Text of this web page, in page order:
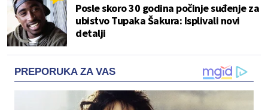
Posle skoro 30 godina počinje suđenje za
ubistvo Tupaka Šakura: Isplivali novi
detalji
PREPORUKA ZA VAS